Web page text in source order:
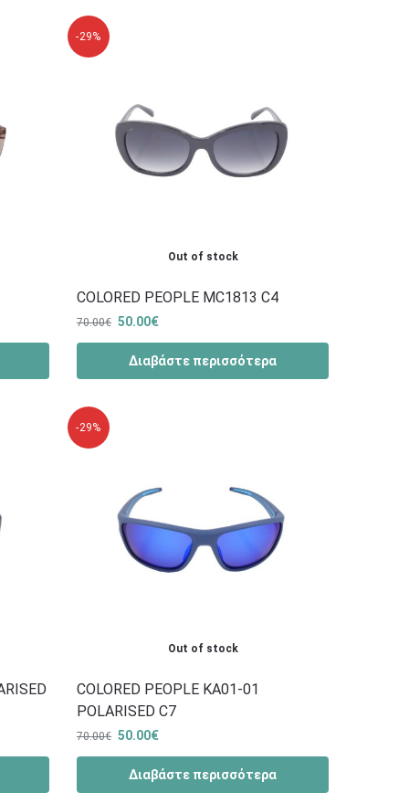
-29%
Out of stock
COLORED PEOPLE MC1813 C4
70.00€ 50.00€
Διαβάστε περισσότερα
-29%
Out of stock
COLORED PEOPLE KA01-01
POLARISED C7
70.00€ 50.00€
Διαβάστε περισσότερα